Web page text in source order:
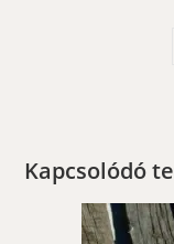
Kapcsolódó